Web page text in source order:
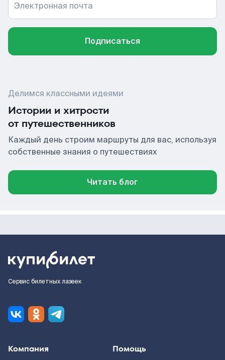
Электронная почта
Подписаться
Делимся классными идеями
Истории и хитрости
от путешественников
Каждый день строим маршруты для вас, используя
собственные знания о путешествиях
Читать блог
Сервис билетных лазеек
Компания Помощь